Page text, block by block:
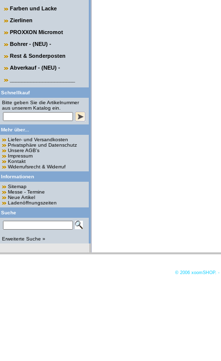
Farben und Lacke
Zierlinen
PROXXON Micromot
Bohrer - (NEU) -
Rest & Sonderposten
Abverkauf - (NEU) -
Schnellkauf
Bitte geben Sie die Artikelnummer
aus unserem Katalog ein.
Mehr über...
Liefer- und Versandkosten
Privatsphäre und Datenschutz
Unsere AGB's
Impressum
Kontakt
Widerrufsrecht & Widerruf
Informationen
Sitemap
Messe - Termine
Neue Artikel
Ladenöffnungszeiten
Suche
Erweiterte Suche »
© 2006 xoomSHOP. -